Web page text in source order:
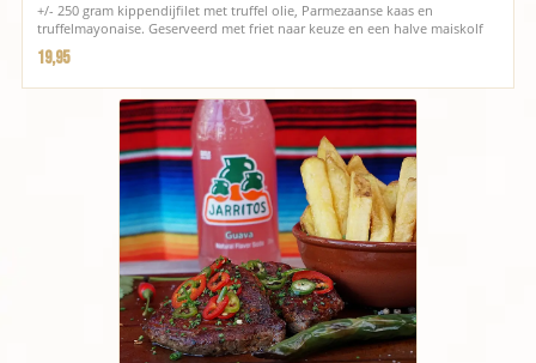
+/- 250 gram kippendijfilet met truffel olie, Parmezaanse kaas en
truffelmayonaise. Geserveerd met friet naar keuze en een halve maiskolf
19,95